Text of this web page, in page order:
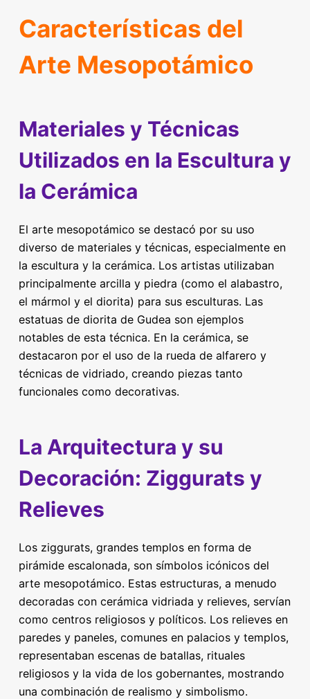
Características del
Arte Mesopotámico
Materiales y Técnicas
Utilizados en la Escultura y
la Cerámica
El arte mesopotámico se destacó por su uso
diverso de materiales y técnicas, especialmente en
la escultura y la cerámica. Los artistas utilizaban
principalmente arcilla y piedra (como el alabastro,
el mármol y el diorita) para sus esculturas. Las
estatuas de diorita de Gudea son ejemplos
notables de esta técnica. En la cerámica, se
destacaron por el uso de la rueda de alfarero y
técnicas de vidriado, creando piezas tanto
funcionales como decorativas.
La Arquitectura y su
Decoración: Ziggurats y
Relieves
Los ziggurats, grandes templos en forma de
pirámide escalonada, son símbolos icónicos del
arte mesopotámico. Estas estructuras, a menudo
decoradas con cerámica vidriada y relieves, servían
como centros religiosos y políticos. Los relieves en
paredes y paneles, comunes en palacios y templos,
representaban escenas de batallas, rituales
religiosos y la vida de los gobernantes, mostrando
una combinación de realismo y simbolismo.